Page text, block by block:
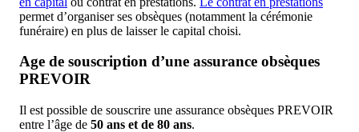
permet d’organiser ses obsèques (notamment la cérémonie
funéraire) en plus de laisser le capital choisi.
Age de souscription d’une assurance obsèques
PREVOIR
Il est possible de souscrire une assurance obsèques PREVOIR
entre l’âge de 50 ans et de 80 ans.